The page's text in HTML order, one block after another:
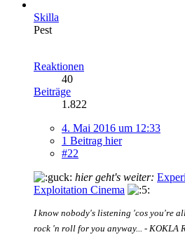
Skilla
Pest
Reaktionen
40
Beiträge
1.822
4. Mai 2016 um 12:33
1 Beitrag hier
#22
hier geht's weiter:
Exploitation Cinema
I know nobody's listening 'cos you're
rock 'n roll for you anyway... - KOKLA